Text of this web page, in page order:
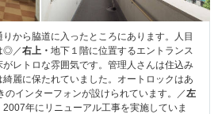
から脇道に入ったところにあります。人目
◎／右上・ 地下１階に位置するエントランス
レトロな雰囲気です。管理人さんは住込み
麗に保たれていました。オートロックはあ
のインターフォンが設けられています。／左
年にリニューアル工事を実施していま